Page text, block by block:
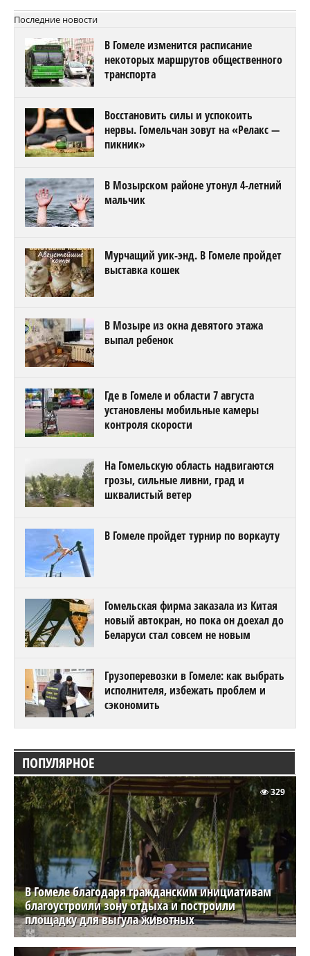
Последние новости
В Гомеле изменится расписание
некоторых маршрутов общественного
транспорта
Восстановить силы и успокоить
нервы. Гомельчан зовут на «Релакс —
пикник»
В Мозырском районе утонул 4-летний
мальчик
Мурчащий уик-энд. В Гомеле пройдет
выставка кошек
В Мозыре из окна девятого этажа
выпал ребенок
Где в Гомеле и области 7 августа
установлены мобильные камеры
контроля скорости
На Гомельскую область надвигаются
грозы, сильные ливни, град и
шквалистый ветер
В Гомеле пройдет турнир по воркауту
Гомельская фирма заказала из Китая
новый автокран, но пока он доехал до
Беларуси стал совсем не новым
Грузоперевозки в Гомеле: как выбрать
исполнителя, избежать проблем и
сэкономить
ПОПУЛЯРНОЕ
В Гомеле благодаря гражданским инициативам
благоустроили зону отдыха и построили
площадку для выгула животных
329